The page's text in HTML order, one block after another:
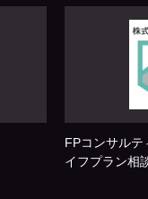
FPコンサルテ
イフプラン相